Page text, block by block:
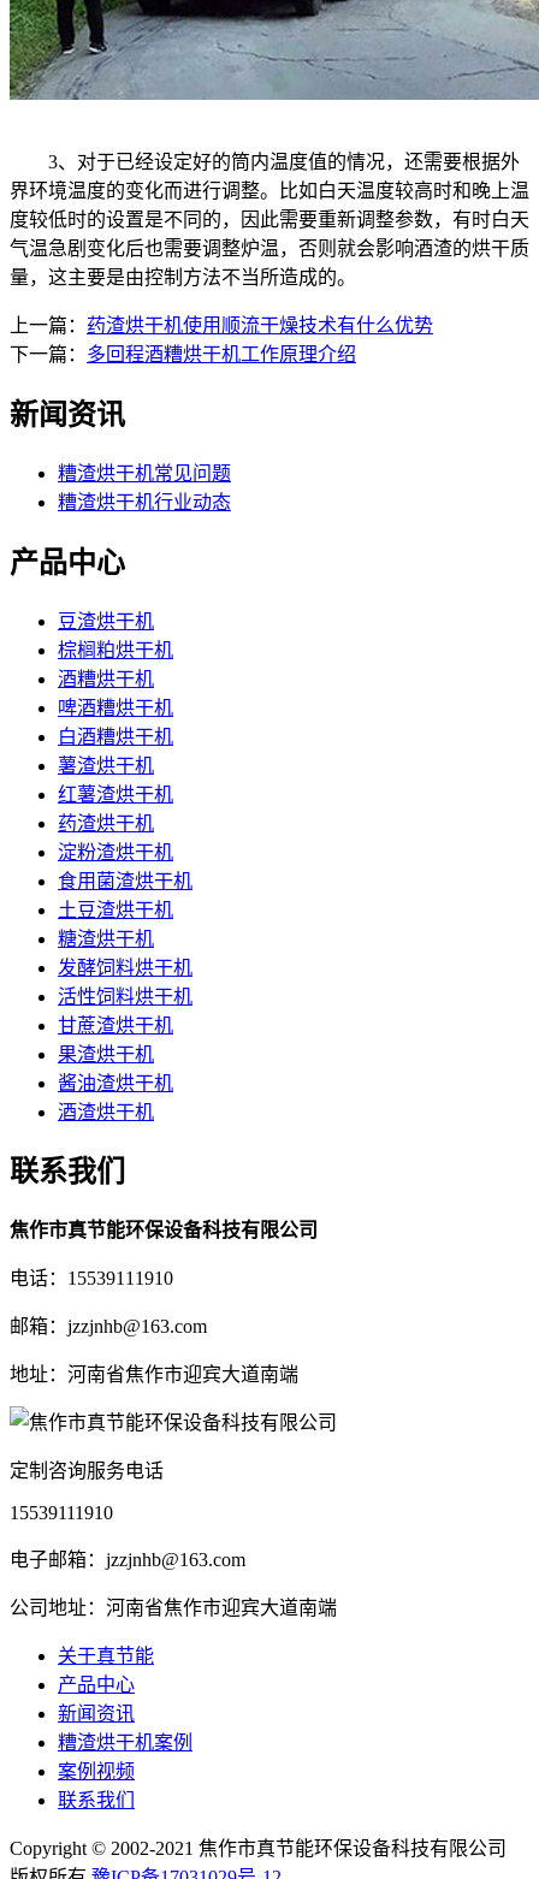
3、对于已经设定好的筒内温度值的情况，还需要根据外
界环境温度的变化而进行调整。比如白天温度较高时和晚上温
度较低时的设置是不同的，因此需要重新调整参数，有时白天
气温急剧变化后也需要调整炉温，否则就会影响酒渣的烘干质
量，这主要是由控制方法不当所造成的。
上一篇： 药渣烘干机使用顺流干燥技术有什么优势
下一篇： 多回程酒糟烘干机工作原理介绍
新闻资讯
糟渣烘干机常见问题
糟渣烘干机行业动态
产品中心
豆渣烘干机
棕榈粕烘干机
酒糟烘干机
啤酒糟烘干机
白酒糟烘干机
薯渣烘干机
红薯渣烘干机
药渣烘干机
淀粉渣烘干机
食用菌渣烘干机
土豆渣烘干机
糖渣烘干机
发酵饲料烘干机
活性饲料烘干机
甘蔗渣烘干机
果渣烘干机
酱油渣烘干机
酒渣烘干机
联系我们
焦作市真节能环保设备科技有限公司
电话：15539111910
邮箱：jzzjnhb@163.com
地址：河南省焦作市迎宾大道南端
定制咨询服务电话
15539111910
电子邮箱：jzzjnhb@163.com
公司地址：河南省焦作市迎宾大道南端
关于真节能
产品中心
新闻资讯
糟渣烘干机案例
案例视频
联系我们
Copyright © 2002-2021 焦作市真节能环保设备科技有限公司